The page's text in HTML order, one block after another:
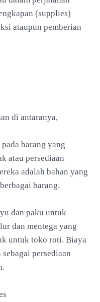
(supplies)
ataupun pemberian
di antaranya,
barang yang
atau persediaan
adalah bahan yang
barang.
dan paku untuk
dan mentega yang
untuk toko roti. Biaya
persediaan